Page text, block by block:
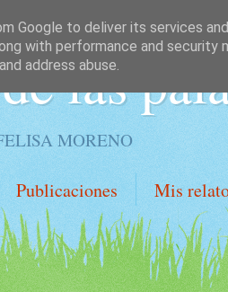
las
MORENO
Publicaciones Mis
Google to deliver its services
with performance and
address abuse.